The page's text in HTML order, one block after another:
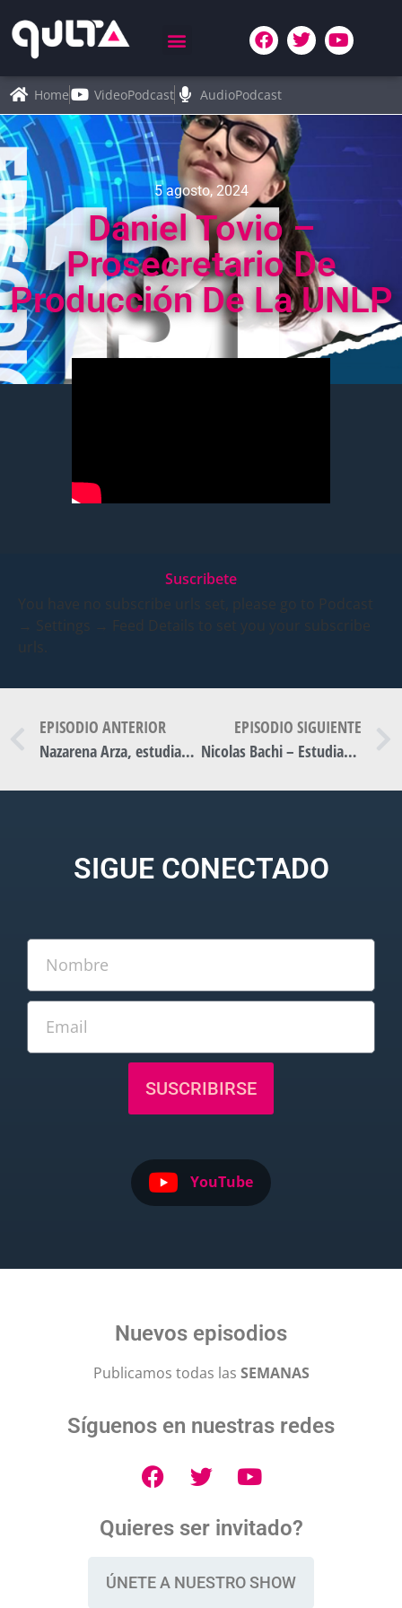
Home VideoPodcast AudioPodcast
5 agosto, 2024
Daniel Tovio –
Prosecretario De
Producción De La UNLP
Suscribete
You have no subscribe urls set, please go to Podcast
→ Settings → Feed Details to set you your subscribe
urls.
EPISODIO ANTERIOR
Nazarena Arza, estudiante de Ingeniería Electricista en la UNS.
EPISODIO SIGUIENTE
Nicolas Bachi – Estudiante de posgrado.
SIGUE CONECTADO
SUSCRIBIRSE
YouTube
Nuevos episodios
Publicamos todas las SEMANAS
Síguenos en nuestras redes
Quieres ser invitado?
ÚNETE A NUESTRO SHOW